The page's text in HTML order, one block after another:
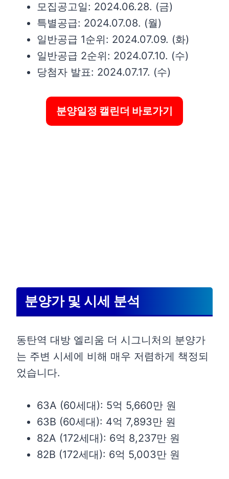
모집공고일: 2024.06.28. (금)
특별공급: 2024.07.08. (월)
일반공급 1순위: 2024.07.09. (화)
일반공급 2순위: 2024.07.10. (수)
당첨자 발표: 2024.07.17. (수)
분양일정 캘린더 바로가기
분양가 및 시세 분석
동탄역 대방 엘리움 더 시그니처의 분양가
는 주변 시세에 비해 매우 저렴하게 책정되
었습니다.
63A (60세대): 5억 5,660만 원
63B (60세대): 4억 7,893만 원
82A (172세대): 6억 8,237만 원
82B (172세대): 6억 5,003만 원